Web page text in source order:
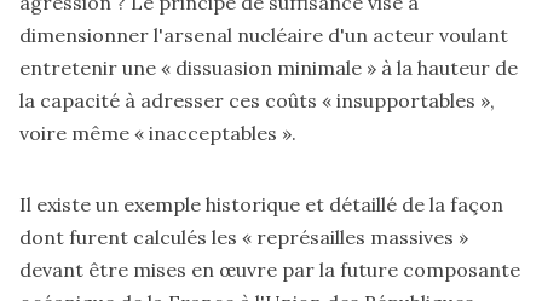
dimensionner l'arsenal nucléaire d'un acteur voulant
entretenir une « dissuasion minimale » à la hauteur de
la capacité à adresser ces coûts « insupportables »,
voire même « inacceptables ».
Il existe un exemple historique et détaillé de la façon
dont furent calculés les « représailles massives »
devant être mises en œuvre par la future composante